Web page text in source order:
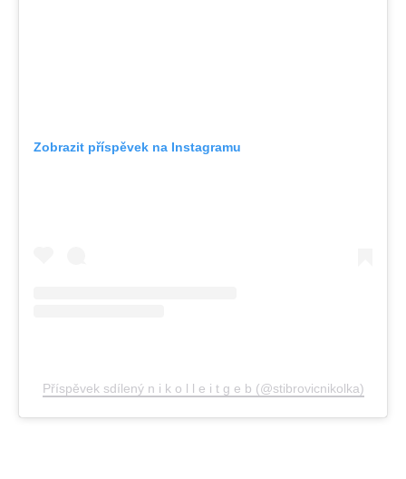
Zobrazit příspěvek na Instagramu
Příspěvek sdílený n i k o l l e i t g e b (@stibrovicnikolka)